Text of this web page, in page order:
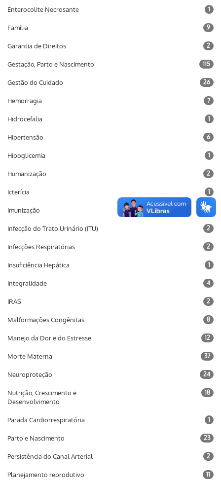
Enterocolite Necrosante 1
Família 9
Garantia de Direitos 2
Gestação, Parto e Nascimento 115
Gestão do Cuidado 26
Hemorragia 7
Hidrocefalia 1
Hipertensão 6
Hipoglicemia 1
Humanização 2
Icterícia 1
Imunização 10
Infecção do Trato Urinário (ITU) 2
Infecções Respiratórias 2
Insuficiência Hepática 1
Integralidade 4
IRAS 2
Malformações Congênitas 8
Manejo da Dor e do Estresse 12
Morte Materna 37
Neuroproteção 24
Nutrição, Crescimento e
Desenvolvimento
18
Parada Cardiorrespiratória 1
Parto e Nascimento 23
Persistência do Canal Arterial 2
Planejamento reprodutivo 11